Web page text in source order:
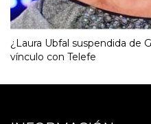
¿Laura Ubfal suspendida de
vínculo con Telefe